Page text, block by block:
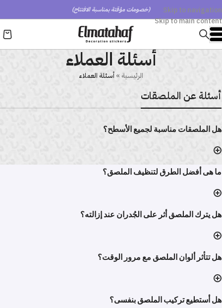
Skip to navigation
Skip to main content
(خصومات مؤقتة بمناسبة الافتتاح)
أسئلة العملاء
الرئيسية »أسئلة العملاء
أسئلة عن الملصقات
هل الملصقات مناسبة لجميع الأسطح؟
ما هى أفضل الطرق لتنظيف الملصق؟
هل يترك الملصق أثر على الجُدران عند إزالته؟
هل تتأثر ألوان الملصق مع مرور الوقت؟
هل أستطيع تركيب الملصق بنفسى؟